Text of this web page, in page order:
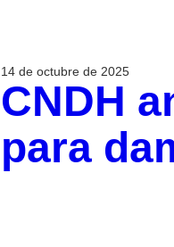
14 de octubre de 2025
CNDH
para